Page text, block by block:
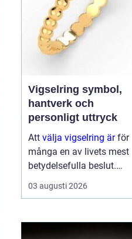
Vigselring symbol,
hantverk och
personligt uttryck
Att välja vigselring ärför
många en av livets mest
betydelsefulla beslut.
Ringen ska bäras varje
dag, under lång tid, och
som formades i en sp...
03 augusti 2026